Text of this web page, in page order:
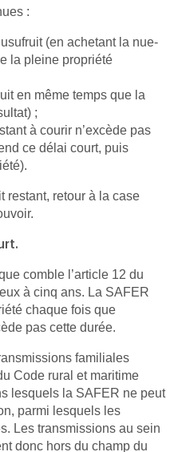
:
(en achetant la nue-
la pleine propriété
en même temps que la
;
à courir n’excède pas
ce délai court, puis
restant, retour à la case
comble l’article 12 du
à cinq ans. La SAFER
chaque fois que
pas cette durée.
familiales
Code rural et maritime
lesquels la SAFER ne peut
parmi lesquels les
Les transmissions au sein
donc hors du champ du